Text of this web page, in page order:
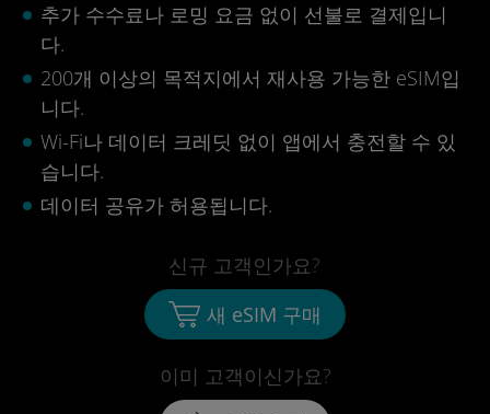
추가 수수료나 로밍 요금 없이 선불로 결제입니
다.
200개 이상의 목적지에서 재사용 가능한 eSIM입
니다.
Wi-Fi나 데이터 크레딧 없이 앱에서 충전할 수 있
습니다.
데이터 공유가 허용됩니다.
이미 고객이신가요?
신규 고객인가요?
새 eSIM 구매